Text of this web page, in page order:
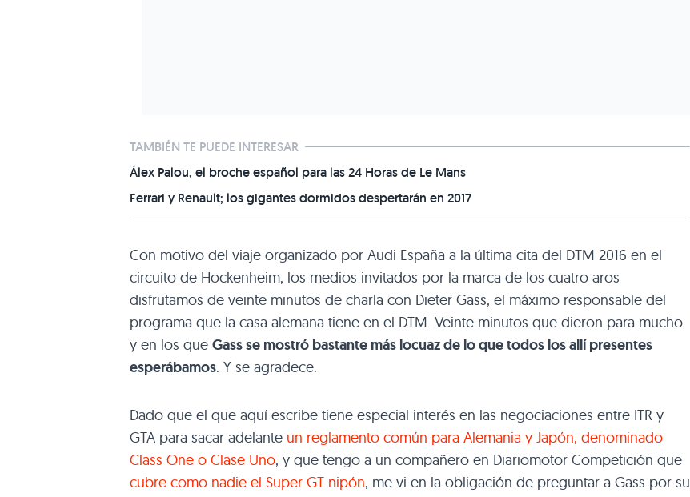
TAMBIÉN TE PUEDE INTERESAR
Álex Palou, el broche español para las 24 Horas de Le Mans
Ferrari y Renault; los gigantes dormidos despertarán en 2017
Con motivo del viaje organizado por Audi España a la última cita del DTM 2016 en el
circuito de Hockenheim, los medios invitados por la marca de los cuatro aros
disfrutamos de veinte minutos de charla con Dieter Gass, el máximo responsable del
programa que la casa alemana tiene en el DTM. Veinte minutos que dieron para mucho
y en los que Gass se mostró bastante más locuaz de lo que todos los allí presentes
esperábamos. Y se agradece.
Dado que el que aquí escribe tiene especial interés en las negociaciones entre ITR y
GTA para sacar adelante un reglamento común para Alemania y Japón, denominado
Class One o Clase Uno, y que tengo a un compañero en Diariomotor Competición que
cubre como nadie el Super GT nipón, me vi en la obligación de preguntar a Gass por su